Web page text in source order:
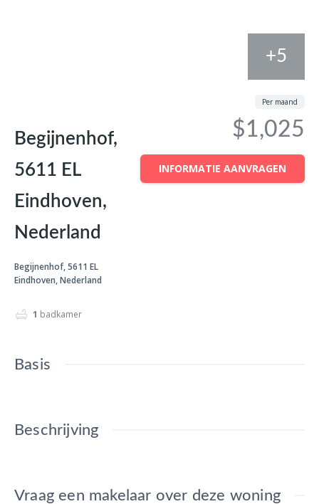
+5
Begijnenhof,
5611 EL
Eindhoven,
Nederland
Begijnenhof, 5611 EL
Eindhoven, Nederland
1 badkamer
$1,025
Per maand
INFORMATIE AANVRAGEN
Basis
Beschrijving
Vraag een makelaar over deze woning